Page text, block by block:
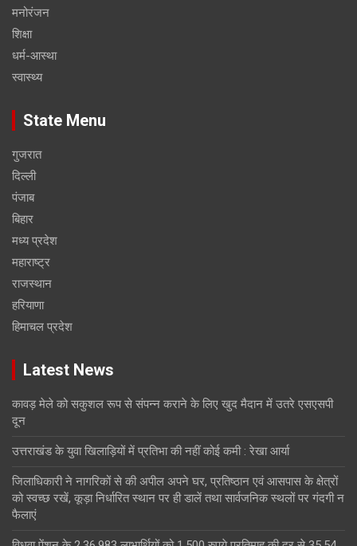
मनोरंजन
शिक्षा
धर्म-आस्था
स्वास्थ्य
State Menu
गुजरात
दिल्ली
पंजाब
बिहार
मध्य प्रदेश
महाराष्ट्र
राजस्थान
हरियाणा
हिमाचल प्रदेश
Latest News
कावड़ मेले को सकुशल रूप से संपन्न कराने के लिए खुद मैदान में उतरे एसएसपी
दून
उत्तराखंड के युवा खिलाड़ियों में प्रतिभा की नहीं कोई कमी : रेखा आर्या
जिलाधिकारी ने नागरिकों से की अपील अपने घर, प्रतिष्ठान एवं आसपास के क्षेत्रों
को स्वच्छ रखें, कूड़ा निर्धारित स्थान पर ही डालें तथा सार्वजनिक स्थलों पर गंदगी न
फैलाएं